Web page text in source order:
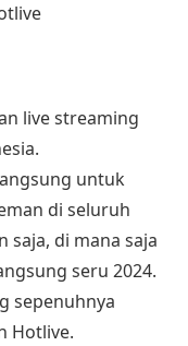
live streaming
untuk
di seluruh
saja, di mana saja
seru 2024.
sepenuhnya
Hotlive.